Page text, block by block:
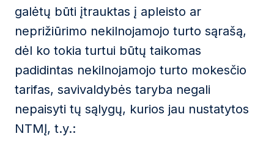
galėtų būti įtrauktas į apleisto ar
neprižiūrimo nekilnojamojo turto sąrašą,
dėl ko tokia turtui būtų taikomas
padidintas nekilnojamojo turto mokesčio
tarifas, savivaldybės taryba negali
nepaisyti tų sąlygų, kurios jau nustatytos
NTMĮ, t.y.: